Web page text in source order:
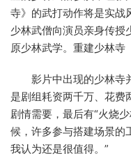
寺》的武打动作将是实战
少林武僧向演员亲身传授
原少林武学。重建少林寺
影片中出现的少林寺
是剧组耗资两千万、花费
剧情需要，最后有“火烧
候，许多参与搭建场景的
我认为还是很值得。”